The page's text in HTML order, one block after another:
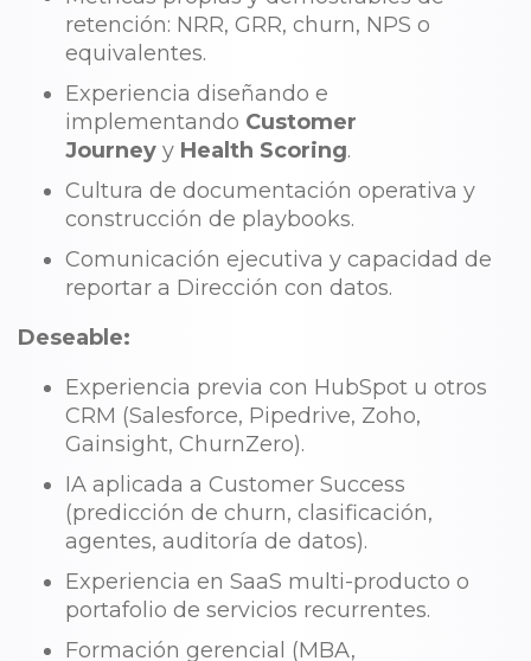
retención: NRR, GRR, churn, NPS o
equivalentes.
Experiencia diseñando e
implementando Customer
Journey y Health Scoring.
Cultura de documentación operativa y
construcción de playbooks.
Comunicación ejecutiva y capacidad de
reportar a Dirección con datos.
Deseable:
Experiencia previa con HubSpot u otros
CRM (Salesforce, Pipedrive, Zoho,
Gainsight, ChurnZero).
IA aplicada a Customer Success
(predicción de churn, clasificación,
agentes, auditoría de datos).
Experiencia en SaaS multi-producto o
portafolio de servicios recurrentes.
Formación gerencial (MBA,